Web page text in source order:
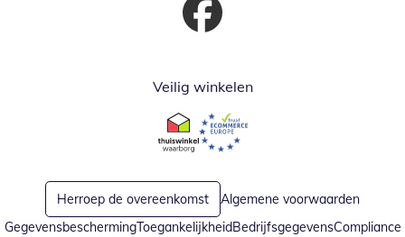
Opent in nieuw venster
Veilig winkelen
Opent in nieuw venster
Opent in nieuw venster
Herroep de overeenkomst
Algemene voorwaarden
GegevensbeschermingToegankelijkheidBedrijfsgegevensCompliance